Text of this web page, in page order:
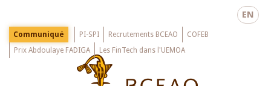
main
EN
Menu
Top
Communiqué PI-SPI Recrutements BCEAO
COFEB
Prix Abdoulaye FADIGA
Les FinTech dans l'UEMOA